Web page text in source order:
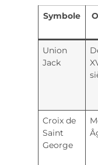
Symbole
Union
Jack
Croix de
Saint
George